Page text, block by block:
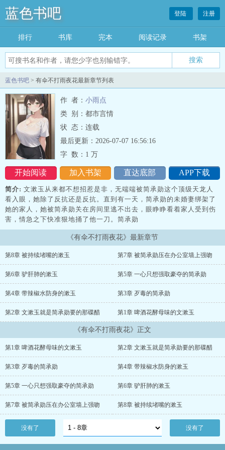
蓝色书吧
搜索
登陆 注册
排行 书库 完本 阅读记录 书架
蓝色书吧 > 有伞不打雨夜花最新章节列表
作 者： 小雨点
类 别：都市言情
状 态：连载
开始阅读 加入书架 直达底部 APP下载
最后更新：2026-07-07 16:56:16
字 数： 1 万
简介: 文漱玉从来都不想招惹是非，无端端被简承勋这个顶级天龙人
看入眼，她除了反抗还是反抗。直到有一天，简承勋的未婚妻绑架了
她的家人，她被简承勋关在房间里逃不出去，眼睁睁看着家人受到伤
害，情急之下快准狠地捅了他一刀。简承勋
《有伞不打雨夜花》最新章节
第8章 被持续堵嘴的漱玉 第7章 被简承勋压在办公室墙上强吻
第6章 驴肝肺的漱玉 第5章 一心只想强取豪夺的简承勋
第4章 带辣椒水防身的漱玉 第3章 歹毒的简承勋
第2章 文漱玉就是简承勋要的那碟醋 第1章 啤酒花酵母味的文漱玉
《有伞不打雨夜花》正文
第1章 啤酒花酵母味的文漱玉 第2章 文漱玉就是简承勋要的那碟醋
第3章 歹毒的简承勋 第4章 带辣椒水防身的漱玉
第5章 一心只想强取豪夺的简承勋 第6章 驴肝肺的漱玉
第7章 被简承勋压在办公室墙上强吻 第8章 被持续堵嘴的漱玉
没有了 没有了